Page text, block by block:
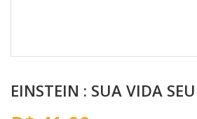
EINSTEIN : SUA VIDA